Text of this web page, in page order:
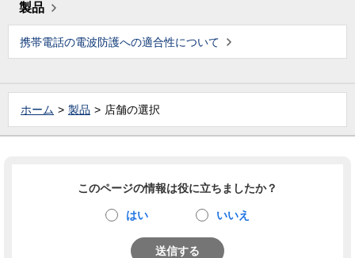
製品
携帯電話の電波防護への適合性について
ホーム 製品 店舗の選択
このページの情報は役に立ちましたか？
はい いいえ
送信する